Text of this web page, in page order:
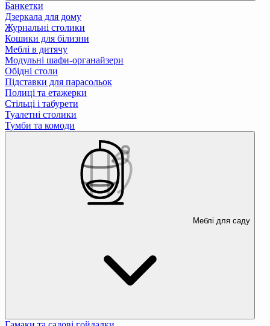
Банкетки
Дзеркала для дому
Журнальні столики
Кошики для білизни
Меблі в дитячу
Модульні шафи-органайзери
Обідні столи
Підставки для парасольок
Полиці та етажерки
Стільці і табурети
Туалетні столики
Тумби та комоди
Меблі для саду